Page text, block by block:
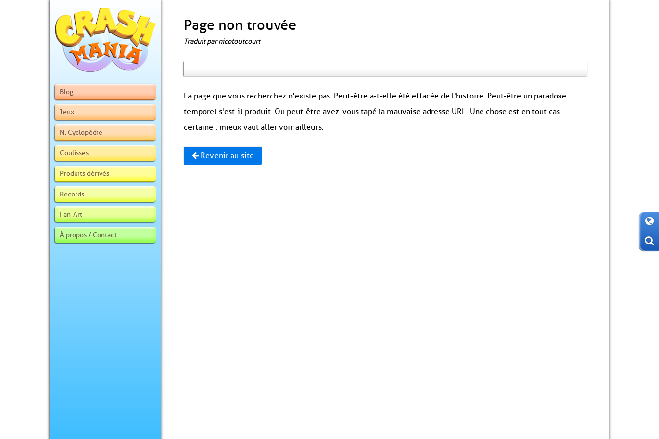
Blog
Jeux
N. Cyclopédie
Coulisses
Produits dérivés
Records
Fan-Art
À propos / Contact
Page non trouvée
Traduit par nicotoutcourt
La page que vous recherchez n'existe pas. Peut-être a-t-elle été effacée de l'histoire. Peut-être un paradoxe
temporel s'est-il produit. Ou peut-être avez-vous tapé la mauvaise adresse URL. Une chose est en tout cas
certaine : mieux vaut aller voir ailleurs.
Revenir au site